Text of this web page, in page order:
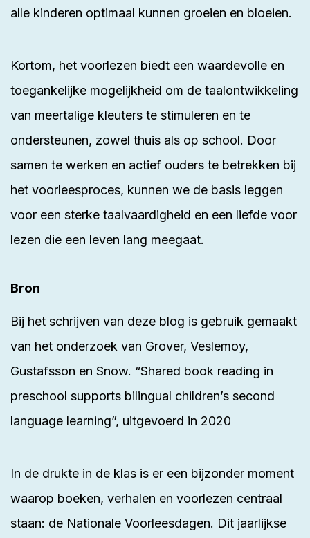
alle kinderen optimaal kunnen groeien en bloeien.
Kortom, het voorlezen biedt een waardevolle en
toegankelijke mogelijkheid om de taalontwikkeling
van meertalige kleuters te stimuleren en te
ondersteunen, zowel thuis als op school. Door
samen te werken en actief ouders te betrekken bij
het voorleesproces, kunnen we de basis leggen
voor een sterke taalvaardigheid en een liefde voor
lezen die een leven lang meegaat.
Bron
Bij het schrijven van deze blog is gebruik gemaakt
van het onderzoek van Grover, Veslemoy,
Gustafsson en Snow. “Shared book reading in
preschool supports bilingual children’s second
language learning”, uitgevoerd in 2020
In de drukte in de klas is er een bijzonder moment
waarop boeken, verhalen en voorlezen centraal
staan: de Nationale Voorleesdagen. Dit jaarlijkse